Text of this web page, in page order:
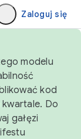
Zaloguj się
modelu
kod
kwartale. Do
gałęzi